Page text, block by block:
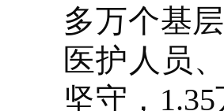
多万个基
医护人员
坚守，